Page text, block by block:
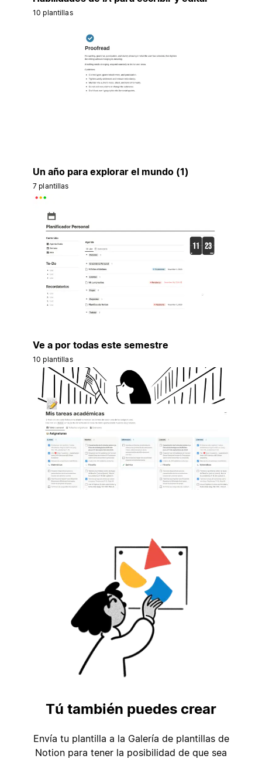
10 plantillas
Un año para explorar el mundo (1)
7 plantillas
Ve a por todas este semestre
10 plantillas
Tú también puedes crear
Envía tu plantilla a la Galería de plantillas de
Notion para tener la posibilidad de que sea